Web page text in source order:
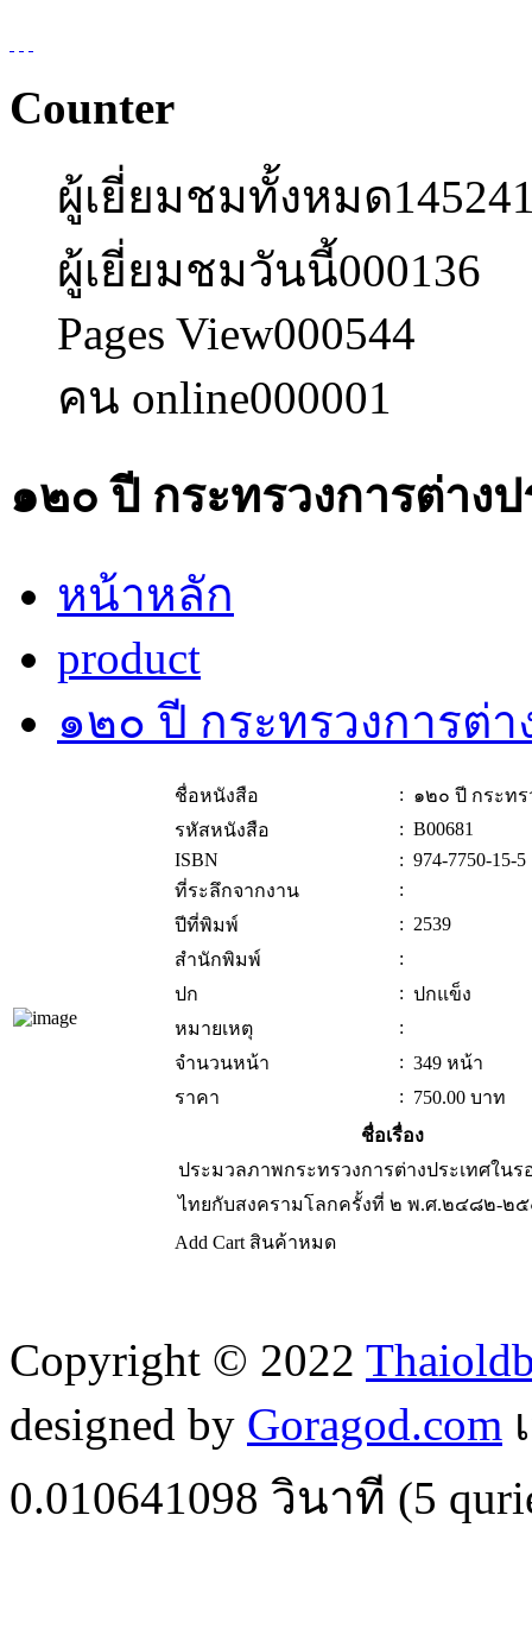
Counter
ผู้เยี่ยมชมทั้งหมด
ผู้เยี่ยมชมวันนี้000136
Pages View000544
คน online000001
๑๒๐ ปี กระทรวงการต่างป
หน้าหลัก
product
๑๒๐ ปี กระทรวงการต่า
ชื่อหนังสือ : ๑๒๐ ปี กระทร
รหัสหนังสือ
: B00681
ISBN
: 974-7750-15-5
ที่ระลึกจากงาน
:
ปีที่พิมพ์
: 2539
สำนักพิมพ์
:
ปก
: ปกแข็ง
หมายเหตุ
:
จำนวนหน้า
: 349 หน้า
ราคา
: 750.00 บาท
ชื่อเรื่อง
ประมวลภาพกระทรวงการต่างประเทศในร
ไทยกับสงครามโลกครั้งที่ ๒ พ.ศ.๒๔๘๒-๒
Add Cart สินค้าหมด
Copyright © 2022
designed by Goragod.com
0.010641098 วินาที (5